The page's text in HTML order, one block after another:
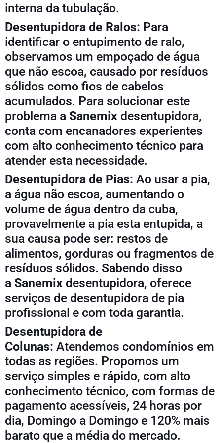
interna da tubulação.
Desentupidora de Ralos: Para
identificar o entupimento de ralo,
observamos um empoçado de água
que não escoa, causado por resíduos
sólidos como fios de cabelos
acumulados. Para solucionar este
problema a Sanemix desentupidora,
conta com encanadores experientes
com alto conhecimento técnico para
atender esta necessidade.
Desentupidora de Pias: Ao usar a pia,
a água não escoa, aumentando o
volume de água dentro da cuba,
provavelmente a pia esta entupida, a
sua causa pode ser: restos de
alimentos, gorduras ou fragmentos de
resíduos sólidos. Sabendo disso
a Sanemix desentupidora, oferece
serviços de desentupidora de pia
profissional e com toda garantia.
Desentupidora de
Colunas: Atendemos condomínios em
todas as regiões. Propomos um
serviço simples e rápido, com alto
conhecimento técnico, com formas de
pagamento acessíveis, 24 horas por
dia, Domingo a Domingo e 120% mais
barato que a média do mercado.